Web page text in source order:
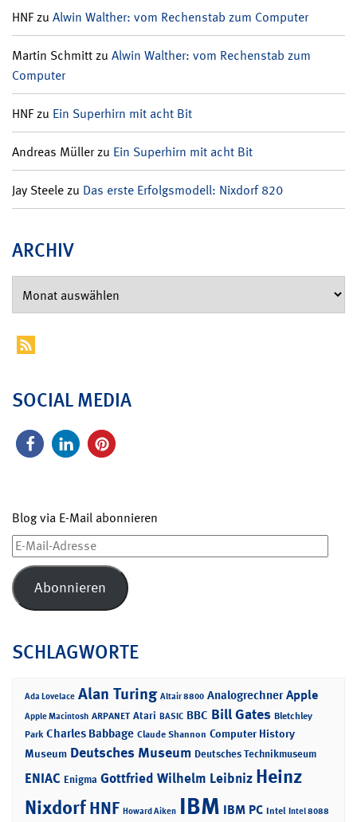
HNFzu Alwin Walther: vom Rechenstab zum Computer
Martin Schmittzu Alwin Walther: vom Rechenstab zum
Computer
HNFzu Ein Superhirn mit acht Bit
Andreas Müllerzu Ein Superhirn mit acht Bit
Jay Steelezu Das erste Erfolgsmodell: Nixdorf 820
ARCHIV
SOCIAL MEDIA
Blog via E-Mail abonnieren
E-
Mail-
Adresse
Abonnieren
SCHLAGWORTE
Ada Lovelace Alan Turing Altair 8800 Analogrechner Apple
Apple Macintosh ARPANET Atari BASIC BBC Bill Gates Bletchley
Park Charles Babbage Claude Shannon Computer History
Museum Deutsches Museum Deutsches Technikmuseum
ENIAC Enigma Gottfried Wilhelm Leibniz Heinz
NixdorfHNF Howard Aiken IBM IBM PC Intel Intel 8088